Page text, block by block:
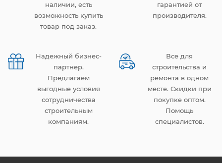
наличии, есть
возможность купить
товар под заказ.
гарантией от
производителя.
Надежный бизнес-
партнер.
Предлагаем
выгодные условия
сотрудничества
строительным
компаниям.
Все для
строительства и
ремонта в одном
месте. Скидки при
покупке оптом.
Помощь
специалистов.